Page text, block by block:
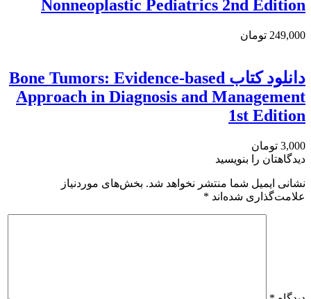
Nonneoplastic Pediatrics 2nd Edition
249,000 تومان
دانلود کتاب Bone Tumors: Evidence-based
Approach in Diagnosis and Management
1st Edition
3,000 تومان
دیدگاهتان را بنویسید
نشانی ایمیل شما منتشر نخواهد شد. بخش‌های موردنیاز
علامت‌گذاری شده‌اند *